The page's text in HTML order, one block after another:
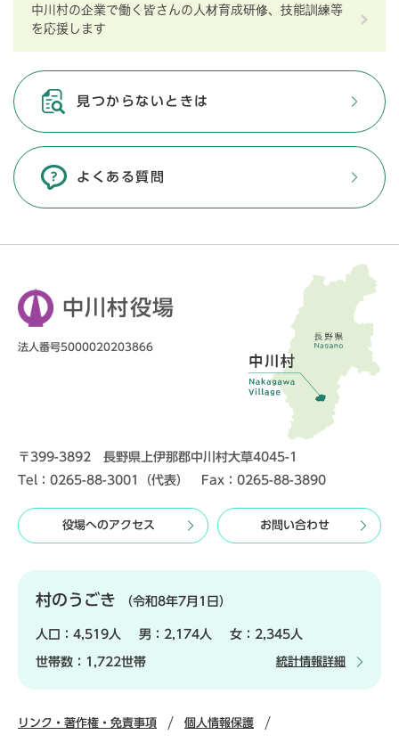
中川村の企業で働く皆さんの人材育成研修、技能訓練等
を応援します
見つからないときは
よくある質問
中川村役場
法人番号5000020203866
〒399-3892 長野県上伊那郡中川村大草4045-1
Tel：0265-88-3001（代表） Fax：0265-88-3890
役場へのアクセス お問い合わせ
村のうごき （令和8年7月1日）
人口： 4,519人 男： 2,174人 女： 2,345人
世帯数： 1,722世帯 統計情報詳細
リンク・著作権・免責事項 個人情報保護